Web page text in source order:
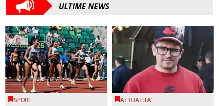
ULTIME NEWS
SPORT ATTUALITA'